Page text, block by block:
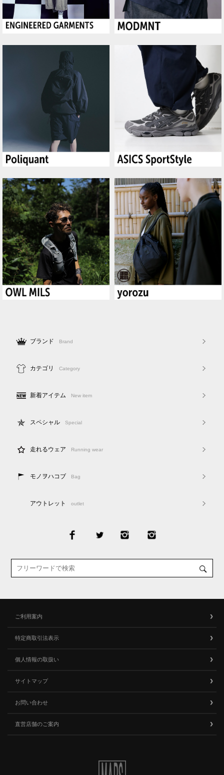
ブランド Brand
カテゴリ Category
新着アイテム New item
スペシャル Special
走れるウェア Running wear
モノヲハコブ Bag
アウトレット outlet
ご利用案内
特定商取引法表示
個人情報の取扱い
サイトマップ
お問い合わせ
直営店舗のご案内